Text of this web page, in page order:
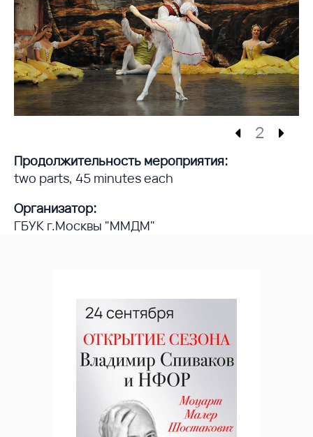
2
Продолжительность мероприятия:
two parts, 45 minutes each
Организатор:
ГБУК г.Москвы "ММДМ"